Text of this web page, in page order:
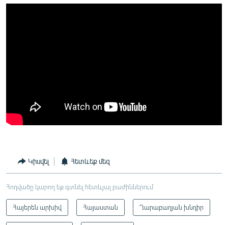
Կիսվել Հետևեք մեզ
Հոդվածը կարող եք գտնել հետևյալ բաժիններում
Հայերեն արխիվ Հայաստան Ղարաբաղյան խնդիր